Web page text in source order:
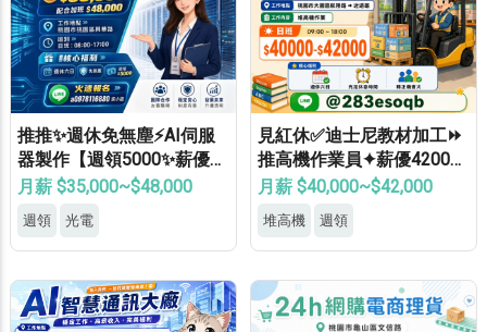
推推✨週休免無塵⚡AI伺服
器製作【週領5000✨薪優4
8000】免學經歷✔免健檢✔
月薪 $35,000~$48,000
週領 光電
見紅休✅迪士尼教材加工⏩
推高機作業員✦薪優42000
⚡冷氣廠房✦轉正機會大
月薪 $40,000~$42,000
堆高機 週領